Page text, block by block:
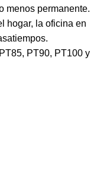
menos permanente.
hogar, la oficina en
PT90, PT100 y